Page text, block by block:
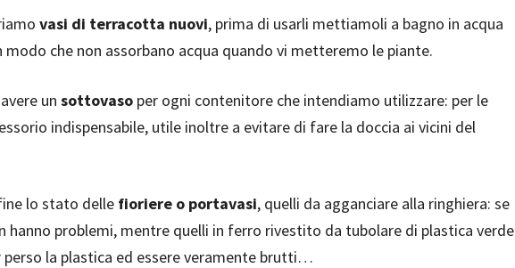
vasi di terracotta nuovi, prima di usarli mettiamoli a bagno in acqua
modo che non assorbano acqua quando vi metteremo le piante.
un sottovaso per ogni contenitore che intendiamo utilizzare: per le
indispensabile, utile inoltre a evitare di fare la doccia ai vicini del
lo stato delle fioriere o portavasi, quelli da agganciare alla ringhiera: se
hanno problemi, mentre quelli in ferro rivestito da tubolare di plastica verde
perso la plastica ed essere veramente brutti…